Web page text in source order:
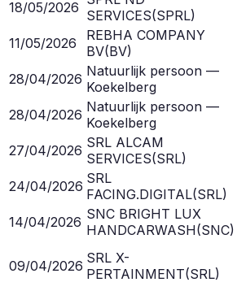
18/05/2026 SERVICES(SPRL)
11/05/2026
REBHA COMPANY
BV(BV)
28/04/2026 Natuurlijk persoon —
Koekelberg
28/04/2026 Natuurlijk persoon —
Koekelberg
27/04/2026 SRL ALCAM
SERVICES(SRL)
24/04/2026 SRL
FACING.DIGITAL(SRL)
14/04/2026 SNC BRIGHT LUX
HANDCARWASH(SNC)
09/04/2026 SRL X-
PERTAINMENT(SRL)